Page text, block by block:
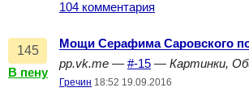
104 комментария
145
В пену
Мощи Серафима Саровского
pp.vk.me — #-15 — Картинки,
Гречин 18:52 19.09.2016